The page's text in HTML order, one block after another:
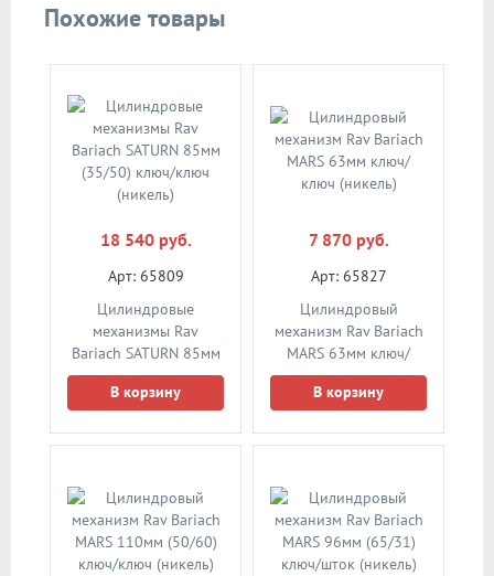
Похожие товары
18 540 руб.
Арт: 65809
Цилиндровые
механизмы Rav
Bariach SATURN 85мм
(35/50) ключ/ключ
(никель)
В корзину
7 870 руб.
Арт: 65827
Цилиндровый
механизм Rav Bariach
MARS 63мм ключ/
ключ (никель)
В корзину